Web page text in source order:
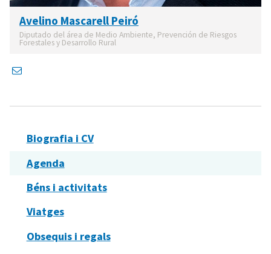
Avelino Mascarell Peiró
Diputado del área de Medio Ambiente, Prevención de Riesgos
Forestales y Desarrollo Rural
Biografia i CV
Agenda
Béns i activitats
Viatges
Obsequis i regals